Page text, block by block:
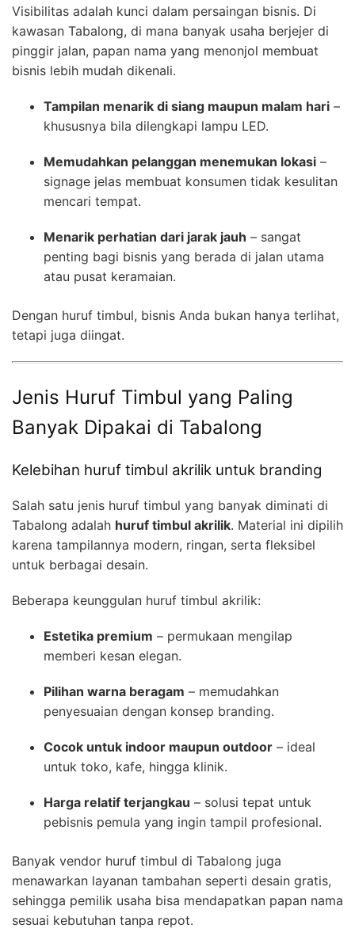
Visibilitas adalah kunci dalam persaingan bisnis. Di
kawasan Tabalong, di mana banyak usaha berjejer di
pinggir jalan, papan nama yang menonjol membuat
bisnis lebih mudah dikenali.
Tampilan menarik di siang maupun malam hari –
khususnya bila dilengkapi lampu LED.
Memudahkan pelanggan menemukan lokasi –
signage jelas membuat konsumen tidak kesulitan
mencari tempat.
Menarik perhatian dari jarak jauh – sangat
penting bagi bisnis yang berada di jalan utama
atau pusat keramaian.
Dengan huruf timbul, bisnis Anda bukan hanya terlihat,
tetapi juga diingat.
Jenis Huruf Timbul yang Paling
Banyak Dipakai di Tabalong
Kelebihan huruf timbul akrilik untuk branding
Salah satu jenis huruf timbul yang banyak diminati di
Tabalong adalah huruf timbul akrilik. Material ini dipilih
karena tampilannya modern, ringan, serta fleksibel
untuk berbagai desain.
Beberapa keunggulan huruf timbul akrilik:
Estetika premium – permukaan mengilap
memberi kesan elegan.
Pilihan warna beragam – memudahkan
penyesuaian dengan konsep branding.
Cocok untuk indoor maupun outdoor – ideal
untuk toko, kafe, hingga klinik.
Harga relatif terjangkau – solusi tepat untuk
pebisnis pemula yang ingin tampil profesional.
Banyak vendor huruf timbul di Tabalong juga
menawarkan layanan tambahan seperti desain gratis,
sehingga pemilik usaha bisa mendapatkan papan nama
sesuai kebutuhan tanpa repot.